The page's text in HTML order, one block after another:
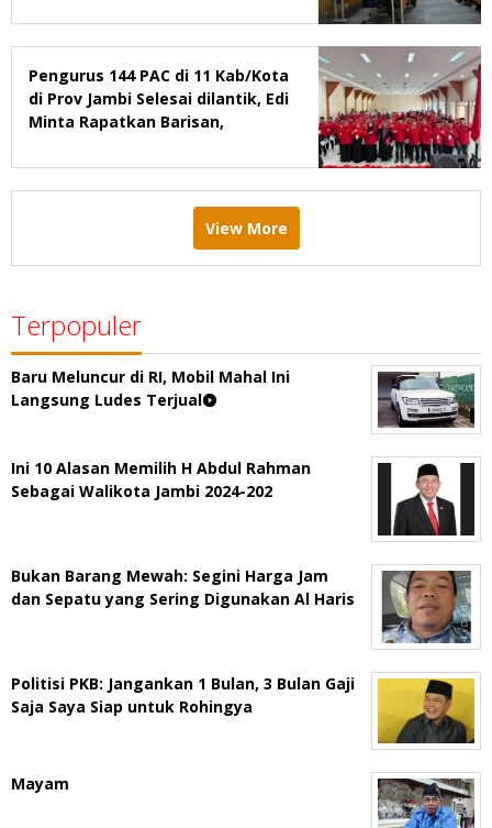
Pengurus 144 PAC di 11 Kab/Kota
di Prov Jambi Selesai dilantik, Edi
Minta Rapatkan Barisan,
View More
Terpopuler
Baru Meluncur di RI, Mobil Mahal Ini
Langsung Ludes Terjual
Ini 10 Alasan Memilih H Abdul Rahman
Sebagai Walikota Jambi 2024-202
Bukan Barang Mewah: Segini Harga Jam
dan Sepatu yang Sering Digunakan Al Haris
Politisi PKB: Jangankan 1 Bulan, 3 Bulan Gaji
Saja Saya Siap untuk Rohingya
Mayam